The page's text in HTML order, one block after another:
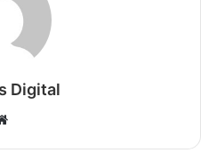
Digital
Website